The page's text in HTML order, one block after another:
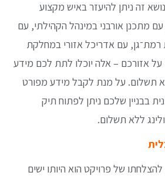
זה ניתן להיעזר באיש מקצוע
עם מתכנן אורבני במינהל הקהילתי, עם
עם אדריכל אזורי במחלקת
על אזורכם – אלה יוכלו לתת לכם מידע
תשלום. על מנת לקבל מידע מפורט
בבניין שלכם ניתן לפתוח תיק
ללא תשלום.
של פרויקט הוא היותו ישים